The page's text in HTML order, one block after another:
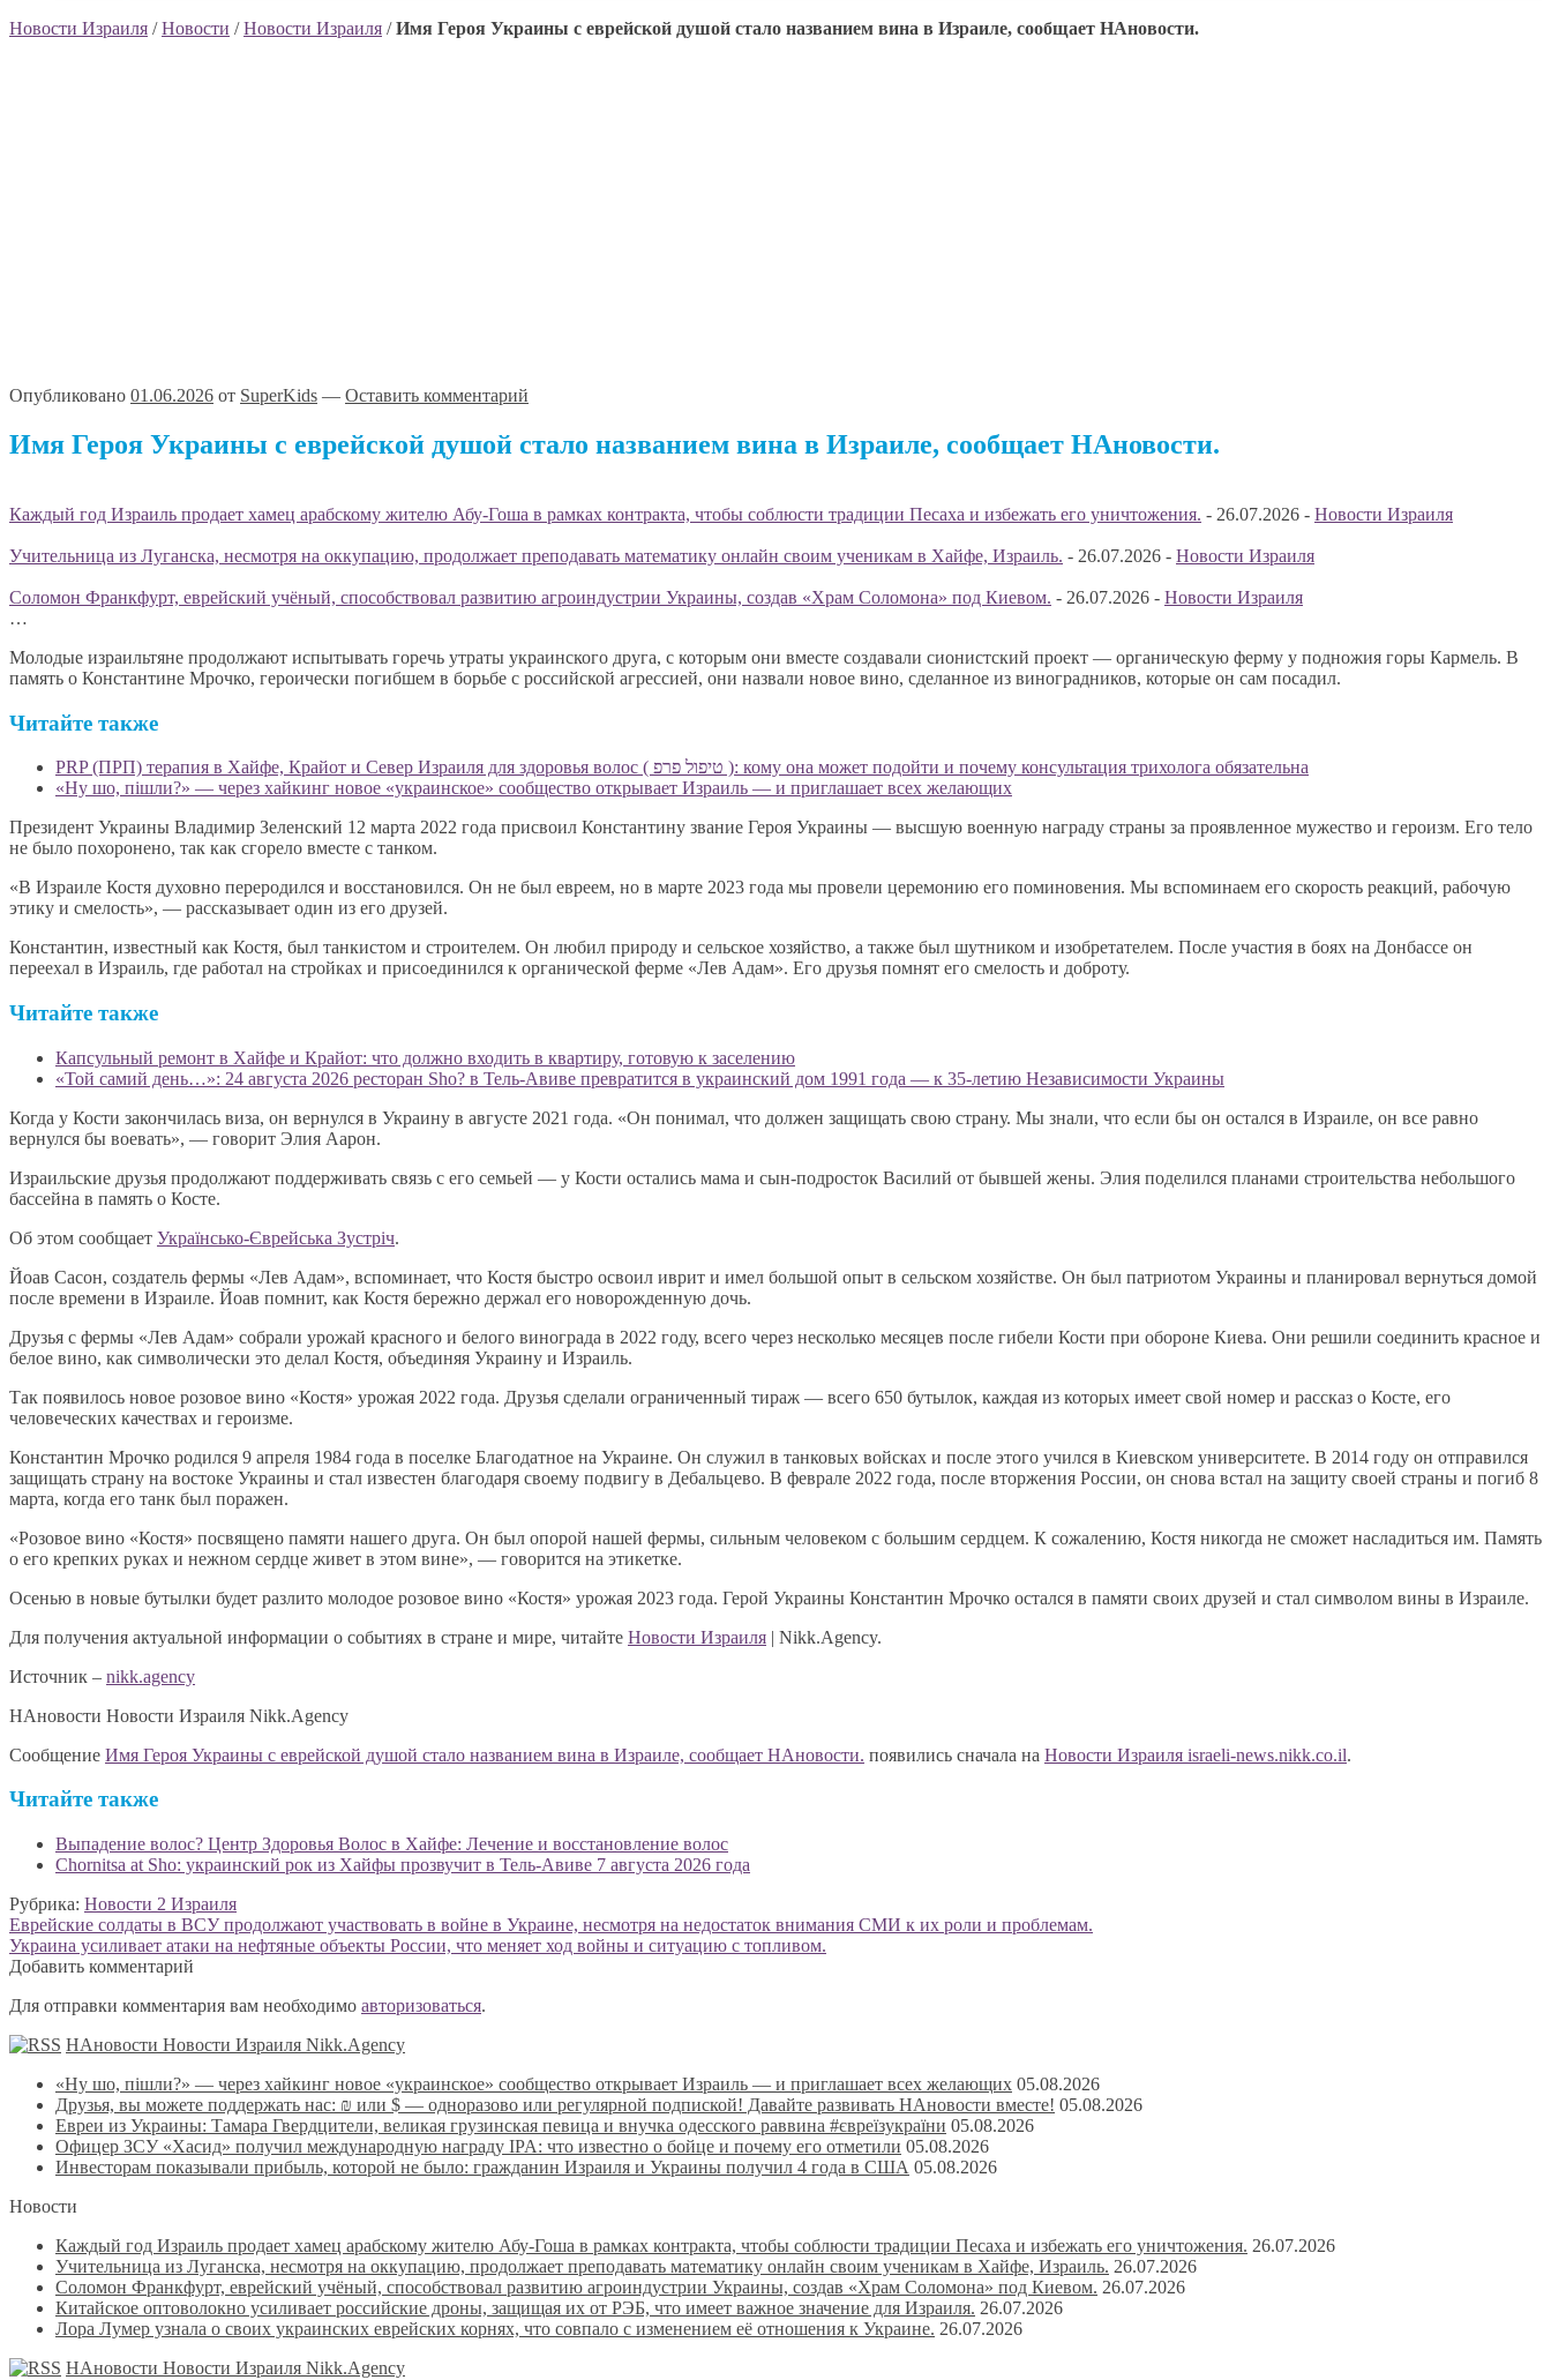
Новости Израиля /Новости /Новости Израиля /Имя Героя Украины с еврейской душой стало названием вина в Израиле, сообщает НАновости.
Опубликовано 01.06.2026 от SuperKids — Оставить комментарий
Имя Героя Украины с еврейской душой стало названием вина в Израиле, сообщает НАновости.
Каждый год Израиль продает хамец арабскому жителю Абу-Гоша в рамках контракта, чтобы соблюсти традиции Песаха и избежать его уничтожения. - 26.07.2026 - Новости Израиля
Учительница из Луганска, несмотря на оккупацию, продолжает преподавать математику онлайн своим ученикам в Хайфе, Израиль. - 26.07.2026 - Новости Израиля
Соломон Франкфурт, еврейский учёный, способствовал развитию агроиндустрии Украины, создав «Храм Соломона» под Киевом. - 26.07.2026 - Новости Израиля
…
Молодые израильтяне продолжают испытывать горечь утраты украинского друга, с которым они вместе создавали сионистский проект — органическую ферму у подножия горы Кармель. В
память о Константине Мрочко, героически погибшем в борьбе с российской агрессией, они назвали новое вино, сделанное из виноградников, которые он сам посадил.
Читайте также
PRP (ПРП) терапия в Хайфе, Крайот и Север Израиля для здоровья волос ( טיפול פרפ ): кому она может подойти и почему консультация трихолога обязательна
«Ну шо, пішли?» — через хайкинг новое «украинское» сообщество открывает Израиль — и приглашает всех желающих
Президент Украины Владимир Зеленский 12 марта 2022 года присвоил Константину звание Героя Украины — высшую военную награду страны за проявленное мужество и героизм. Его тело
не было похоронено, так как сгорело вместе с танком.
«В Израиле Костя духовно переродился и восстановился. Он не был евреем, но в марте 2023 года мы провели церемонию его поминовения. Мы вспоминаем его скорость реакций, рабочую
этику и смелость», — рассказывает один из его друзей.
Константин, известный как Костя, был танкистом и строителем. Он любил природу и сельское хозяйство, а также был шутником и изобретателем. После участия в боях на Донбассе он
переехал в Израиль, где работал на стройках и присоединился к органической ферме «Лев Адам». Его друзья помнят его смелость и доброту.
Читайте также
Капсульный ремонт в Хайфе и Крайот: что должно входить в квартиру, готовую к заселению
«Той самий день…»: 24 августа 2026 ресторан Sho? в Тель-Авиве превратится в украинский дом 1991 года — к 35-летию Независимости Украины
Когда у Кости закончилась виза, он вернулся в Украину в августе 2021 года. «Он понимал, что должен защищать свою страну. Мы знали, что если бы он остался в Израиле, он все равно
вернулся бы воевать», — говорит Элия Аарон.
Израильские друзья продолжают поддерживать связь с его семьей — у Кости остались мама и сын-подросток Василий от бывшей жены. Элия поделился планами строительства небольшого
бассейна в память о Косте.
Об этом сообщает Українсько-Єврейська Зустріч.
Йоав Сасон, создатель фермы «Лев Адам», вспоминает, что Костя быстро освоил иврит и имел большой опыт в сельском хозяйстве. Он был патриотом Украины и планировал вернуться домой
после времени в Израиле. Йоав помнит, как Костя бережно держал его новорожденную дочь.
Друзья с фермы «Лев Адам» собрали урожай красного и белого винограда в 2022 году, всего через несколько месяцев после гибели Кости при обороне Киева. Они решили соединить красное и
белое вино, как символически это делал Костя, объединяя Украину и Израиль.
Так появилось новое розовое вино «Костя» урожая 2022 года. Друзья сделали ограниченный тираж — всего 650 бутылок, каждая из которых имеет свой номер и рассказ о Косте, его
человеческих качествах и героизме.
Константин Мрочко родился 9 апреля 1984 года в поселке Благодатное на Украине. Он служил в танковых войсках и после этого учился в Киевском университете. В 2014 году он отправился
защищать страну на востоке Украины и стал известен благодаря своему подвигу в Дебальцево. В феврале 2022 года, после вторжения России, он снова встал на защиту своей страны и погиб 8
марта, когда его танк был поражен.
«Розовое вино «Костя» посвящено памяти нашего друга. Он был опорой нашей фермы, сильным человеком с большим сердцем. К сожалению, Костя никогда не сможет насладиться им. Память
о его крепких руках и нежном сердце живет в этом вине», — говорится на этикетке.
Осенью в новые бутылки будет разлито молодое розовое вино «Костя» урожая 2023 года. Герой Украины Константин Мрочко остался в памяти своих друзей и стал символом вины в Израиле.
Для получения актуальной информации о событиях в стране и мире, читайте Новости Израиля | Nikk.Agency.
Источник – nikk.agency
НАновости Новости Израиля Nikk.Agency
Сообщение Имя Героя Украины с еврейской душой стало названием вина в Израиле, сообщает НАновости. появились сначала на Новости Израиля israeli-news.nikk.co.il.
Читайте также
Выпадение волос? Центр Здоровья Волос в Хайфе: Лечение и восстановление волос
Chornitsa at Sho: украинский рок из Хайфы прозвучит в Тель-Авиве 7 августа 2026 года
Рубрика: Новости 2 Израиля
Навигация
по
Предыдущая
запись:
Еврейские солдаты в ВСУ продолжают участвовать в войне в Украине, несмотря на недостаток внимания СМИ к их роли и проблемам.
Следующая
запись:
Украина усиливает атаки на нефтяные объекты России, что меняет ход войны и ситуацию с топливом.
Добавить комментарий
Для отправки комментария вам необходимо авторизоваться.
НАновости Новости Израиля Nikk.Agency
«Ну шо, пішли?» — через хайкинг новое «украинское» сообщество открывает Израиль — и приглашает всех желающих 05.08.2026
Друзья, вы можете поддержать нас: ₪ или $ — одноразово или регулярной подпиской! Давайте развивать НАновости вместе! 05.08.2026
Евреи из Украины: Тамара Гвердцители, великая грузинская певица и внучка одесского раввина #євреїзукраїни 05.08.2026
Офицер ЗСУ «Хасид» получил международную награду IPA: что известно о бойце и почему его отметили 05.08.2026
Инвесторам показывали прибыль, которой не было: гражданин Израиля и Украины получил 4 года в США 05.08.2026
Новости
Каждый год Израиль продает хамец арабскому жителю Абу-Гоша в рамках контракта, чтобы соблюсти традиции Песаха и избежать его уничтожения. 26.07.2026
Учительница из Луганска, несмотря на оккупацию, продолжает преподавать математику онлайн своим ученикам в Хайфе, Израиль. 26.07.2026
Соломон Франкфурт, еврейский учёный, способствовал развитию агроиндустрии Украины, создав «Храм Соломона» под Киевом. 26.07.2026
Китайское оптоволокно усиливает российские дроны, защищая их от РЭБ, что имеет важное значение для Израиля. 26.07.2026
Лора Лумер узнала о своих украинских еврейских корнях, что совпало с изменением её отношения к Украине. 26.07.2026
НАновости Новости Израиля Nikk.Agency